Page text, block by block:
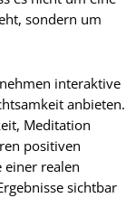
sondern um
interaktive
anbieten.
Meditation
positiven
einer realen
sichtbar